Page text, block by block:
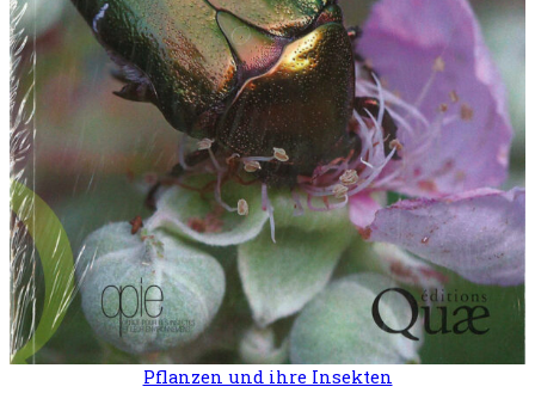
Pflanzen und ihre Insekten